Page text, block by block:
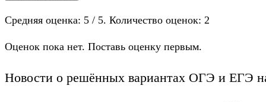
Средняя оценка: 5 / 5. Количество оценок: 2
Оценок пока нет. Поставь оценку первым.
Новости о решённых вариантах ОГЭ и ЕГЭ